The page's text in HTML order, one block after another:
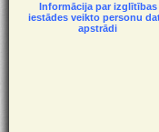
Informācija par izglītības
iestādes veikto personu
apstrādi